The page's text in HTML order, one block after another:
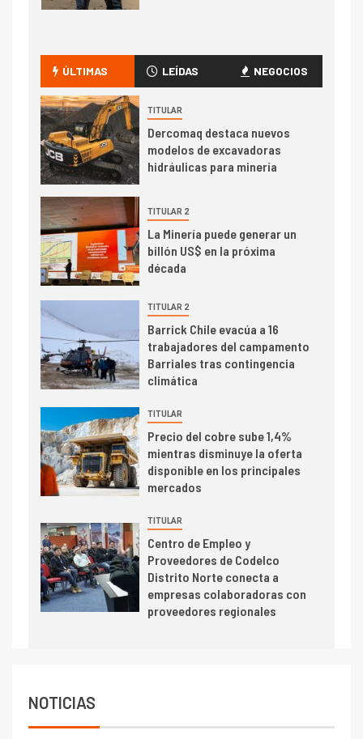
camión 100% eléctrico para
transportar cátodos al Puerto
2
Producción minera en mayo de
3
PIB minero impacta el
crecimiento regional: Banco
trimestre
I+D
Informe bimensual de
Cochilco: precio del cobre
alcanza máximos por escasez
5 I+D
Estudio revela cómo el precio
del cobre y educación superior
se relacionan en zonas
mineras
6 I+D
BHP proyecta producción de
cobre cercana a 2 millones de
toneladas tras récord en
Escondida
ÚLTIMAS LEÍDAS NEGOCIOS
TITULAR
Dercomaq destaca nuevos
modelos de excavadoras
hidráulicas para minería
TITULAR 2
La Minería puede generar un
billón US$ en la próxima
década
TITULAR 2
Barrick Chile evacúa a 16
trabajadores del campamento
Barriales tras contingencia
climática
TITULAR
Precio del cobre sube 1,4%
mientras disminuye la oferta
disponible en los principales
mercados
TITULAR
Centro de Empleo y
Proveedores de Codelco
Distrito Norte conecta a
empresas colaboradoras con
proveedores regionales
NOTICIAS